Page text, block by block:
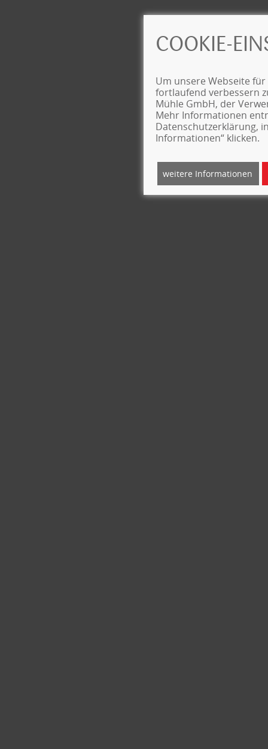
COOKIE-
Um unsere Webseite
fortlaufend verbessern
Mühle GmbH, der
Mehr Informationen
Datenschutzerklärung,
Informationen“ klicken.
weitere Informationen